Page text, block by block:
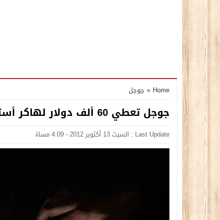
Home
» جوجل
جوجل تعطي 60 ألف دولار لهاكر أستطاع اختراق متصفح كروم
Last Update : السبت 13 أكتوبر 2012 - 4:09 مساءً